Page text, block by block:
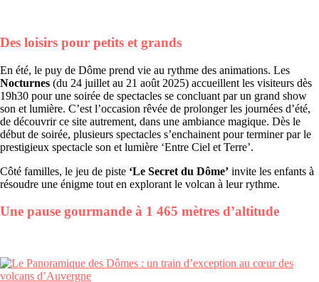
Des loisirs pour petits et grands
En été, le puy de Dôme prend vie au rythme des animations. Les
Nocturnes (du 24 juillet au 21 août 2025) accueillent les visiteurs dès
19h30 pour une soirée de spectacles se concluant par un grand show
son et lumière. C’est l’occasion rêvée de prolonger les journées d’été,
de découvrir ce site autrement, dans une ambiance magique. Dès le
début de soirée, plusieurs spectacles s’enchainent pour terminer par le
prestigieux spectacle son et lumière ‘Entre Ciel et Terre’.
Côté familles, le jeu de piste ‘Le Secret du Dôme’ invite les enfants à
résoudre une énigme tout en explorant le volcan à leur rythme.
Une pause gourmande à 1 465 mètres d’altitude